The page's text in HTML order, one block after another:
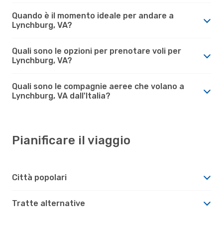
Quando è il momento ideale per andare a
Lynchburg, VA?
Quali sono le opzioni per prenotare voli per
Lynchburg, VA?
Quali sono le compagnie aeree che volano a
Lynchburg, VA dall'Italia?
Pianificare il viaggio
Città popolari
Tratte alternative